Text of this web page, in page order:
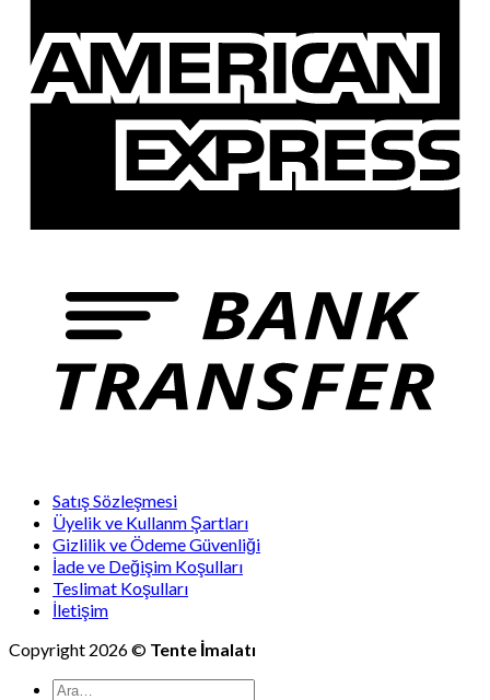
Satış Sözleşmesi
Üyelik ve Kullanm Şartları
Gizlilik ve Ödeme Güvenliği
İade ve Değişim Koşulları
Teslimat Koşulları
İletişim
Copyright 2026 © Tente İmalatı
Ara: